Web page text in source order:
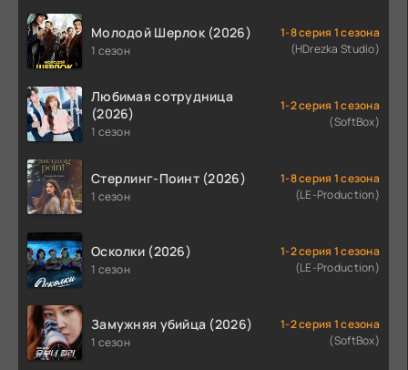
Молодой Шерлок (2026)
1 сезон
1-8 серия 1 сезона
(HDrezka Studio)
Любимая сотрудница
(2026)
1 сезон
1-2 серия 1 сезона
(SoftBox)
Стерлинг-Поинт (2026)
1 сезон
1-8 серия 1 сезона
(LE-Production)
Осколки (2026)
1 сезон
1-2 серия 1 сезона
(LE-Production)
Замужняя убийца (2026)
1 сезон
1-2 серия 1 сезона
(SoftBox)